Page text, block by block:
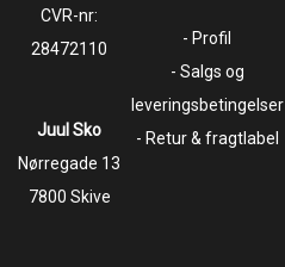
CVR-nr:
28472110
Juul Sko
​​​​​​​Nørregade 13
7800 Skive
- Profil
- Salgs og
leveringsbetingelser
- Retur & fragtlabel